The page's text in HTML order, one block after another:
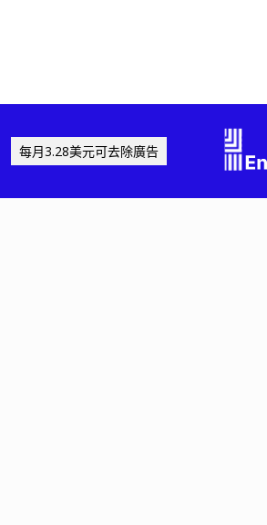
每月3.28美元可去除廣告